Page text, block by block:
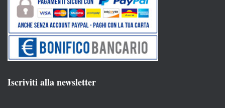
Iscriviti alla newsletter